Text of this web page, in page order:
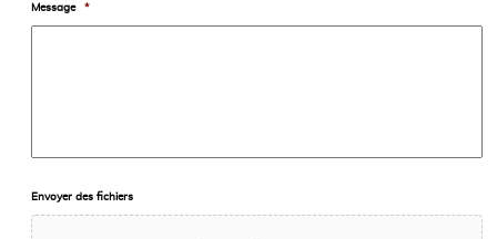
Message *
Envoyer des fichiers